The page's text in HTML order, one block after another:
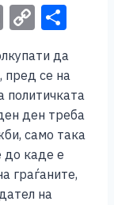
E
ai
l
C
p
y
Li
n
k
ar
e
да
пред се на
политичката
ден треба
само така
каде е
граѓаните,
на